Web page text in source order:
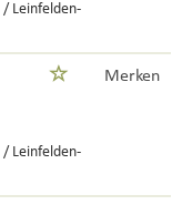
/ Leinfelden-
Merken
/ Leinfelden-